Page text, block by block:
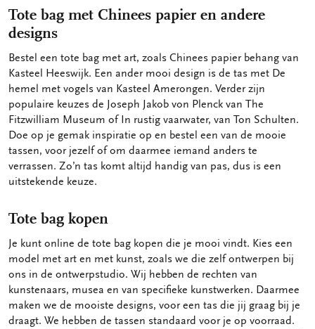
Tote bag met Chinees papier en andere
designs
Bestel een tote bag met art, zoals Chinees papier behang van
Kasteel Heeswijk. Een ander mooi design is de tas met De
hemel met vogels van Kasteel Amerongen. Verder zijn
populaire keuzes de Joseph Jakob von Plenck van The
Fitzwilliam Museum of In rustig vaarwater, van Ton Schulten.
Doe op je gemak inspiratie op en bestel een van de mooie
tassen, voor jezelf of om daarmee iemand anders te
verrassen. Zo’n tas komt altijd handig van pas, dus is een
uitstekende keuze.
Tote bag kopen
Je kunt online de tote bag kopen die je mooi vindt. Kies een
model met art en met kunst, zoals we die zelf ontwerpen bij
ons in de ontwerpstudio. Wij hebben de rechten van
kunstenaars, musea en van specifieke kunstwerken. Daarmee
maken we de mooiste designs, voor een tas die jij graag bij je
draagt. We hebben de tassen standaard voor je op voorraad.